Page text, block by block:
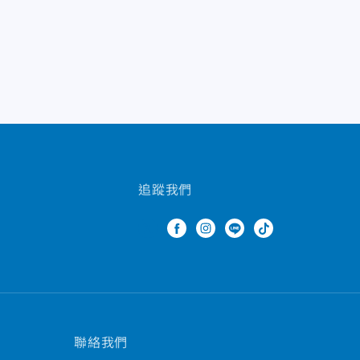
追蹤我們
聯絡我們